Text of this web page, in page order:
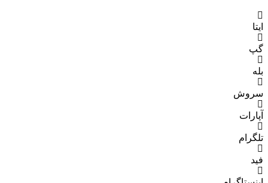
ایتا
گپ
بله
سروش
آپارات
تلگرام
فید